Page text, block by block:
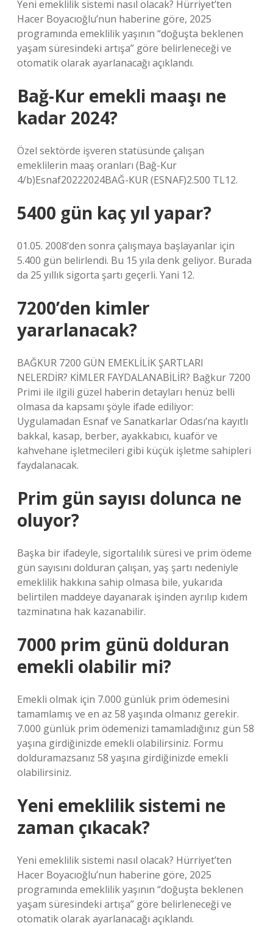
Yeni emeklilik sistemi nasıl olacak? Hürriyet’ten
Hacer Boyacıoğlu’nun haberine göre, 2025
programında emeklilik yaşının “doğuşta beklenen
yaşam süresindeki artışa” göre belirleneceği ve
otomatik olarak ayarlanacağı açıklandı.
Bağ-Kur emekli maaşı ne
kadar 2024?
Özel sektörde işveren statüsünde çalışan
emeklilerin maaş oranları (Bağ-Kur
4/b)Esnaf20222024BAĞ-KUR (ESNAF)2.500 TL12.
5400 gün kaç yıl yapar?
01.05. 2008’den sonra çalışmaya başlayanlar için
5.400 gün belirlendi. Bu 15 yıla denk geliyor. Burada
da 25 yıllık sigorta şartı geçerli. Yani 12.
7200’den kimler
yararlanacak?
BAĞKUR 7200 GÜN EMEKLİLİK ŞARTLARI
NELERDİR? KİMLER FAYDALANABİLİR? Bağkur 7200
Primi ile ilgili güzel haberin detayları henüz belli
olmasa da kapsamı şöyle ifade ediliyor:
Uygulamadan Esnaf ve Sanatkarlar Odası’na kayıtlı
bakkal, kasap, berber, ayakkabıcı, kuaför ve
kahvehane işletmecileri gibi küçük işletme sahipleri
faydalanacak.
Prim gün sayısı dolunca ne
oluyor?
Başka bir ifadeyle, sigortalılık süresi ve prim ödeme
gün sayısını dolduran çalışan, yaş şartı nedeniyle
emeklilik hakkına sahip olmasa bile, yukarıda
belirtilen maddeye dayanarak işinden ayrılıp kıdem
tazminatına hak kazanabilir.
7000 prim günü dolduran
emekli olabilir mi?
Emekli olmak için 7.000 günlük prim ödemesini
tamamlamış ve en az 58 yaşında olmanız gerekir.
7.000 günlük prim ödemenizi tamamladığınız gün 58
yaşına girdiğinizde emekli olabilirsiniz. Formu
dolduramazsanız 58 yaşına girdiğinizde emekli
olabilirsiniz.
Yeni emeklilik sistemi ne
zaman çıkacak?
Yeni emeklilik sistemi nasıl olacak? Hürriyet’ten
Hacer Boyacıoğlu’nun haberine göre, 2025
programında emeklilik yaşının “doğuşta beklenen
yaşam süresindeki artışa” göre belirleneceği ve
otomatik olarak ayarlanacağı açıklandı.